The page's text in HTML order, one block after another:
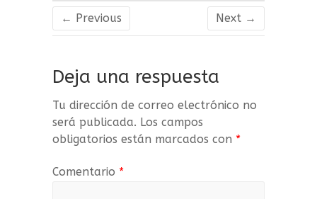
ce
b
o
k
it
te p
rt
ir
← Previous Next →
Deja una respuesta
Tu dirección de correo electrónico no
será publicada. Los campos
obligatorios están marcados con *
Comentario *